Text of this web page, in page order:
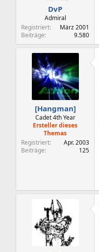
DvP
Admiral
Registriert
März 2001
Beiträge
9.580
[Hangman]
Cadet 4th Year
Ersteller dieses
Themas
Registriert
Apr. 2003
Beiträge
125